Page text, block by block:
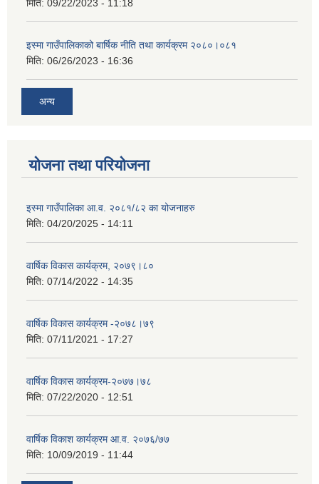
मिति: 09/22/2023 - 11:18
इस्मा गाउँपालिकाको बार्षिक नीति तथा कार्यक्रम २०८०।०८१
मिति: 06/26/2023 - 16:36
अन्य
योजना तथा परियोजना
इस्मा गाउँपालिका आ.व. २०८१/८२ का योजनाहरु
मिति: 04/20/2025 - 14:11
वार्षिक विकास कार्यक्रम, २०७९।८०
मिति: 07/14/2022 - 14:35
वार्षिक विकास कार्यक्रम -२०७८।७९
मिति: 07/11/2021 - 17:27
वार्षिक विकास कार्यक्रम-२०७७।७८
मिति: 07/22/2020 - 12:51
वार्षिक विकाश कार्यक्रम आ.व. २०७६/७७
मिति: 10/09/2019 - 11:44